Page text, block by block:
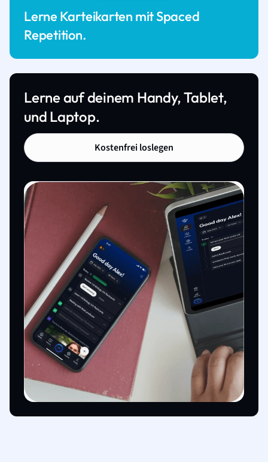
Lerne Karteikarten mit Spaced
Repetition.
Lerne auf deinem Handy, Tablet,
und Laptop.
Kostenfrei loslegen